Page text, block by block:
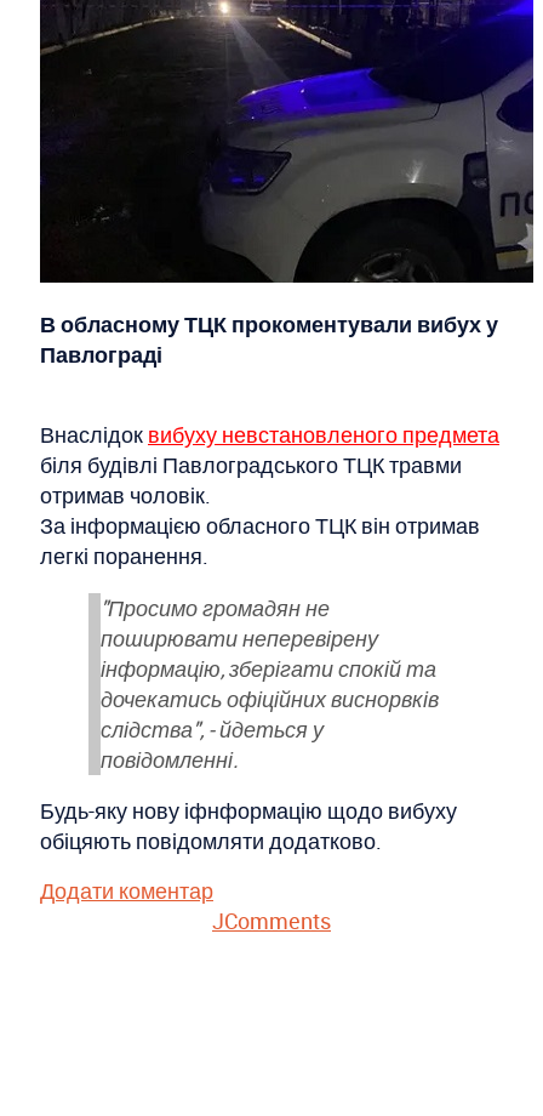
В обласному ТЦК прокоментували вибух у
Павлограді
Внаслідок вибуху невстановленого предмета
біля будівлі Павлоградського ТЦК травми
отримав чоловік.
За інформацією обласного ТЦК він отримав
легкі поранення.
"Просимо громадян не
поширювати неперевірену
інформацію, зберігати спокій та
дочекатись офіційних виснорвків
слідства", - йдеться у
повідомленні.
Будь-яку нову іфнформацію щодо вибуху
обіцяють повідомляти додатково.
Додати коментар
JComments